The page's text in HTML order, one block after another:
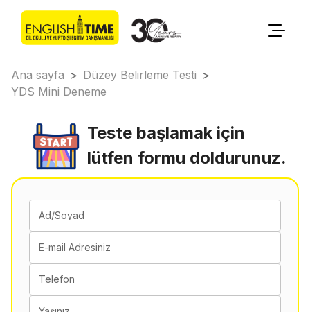
Ana sayfa > Düzey Belirleme Testi >
YDS Mini Deneme
Teste başlamak için
lütfen formu doldurunuz.
Ad/Soyad
E-mail Adresiniz
Telefon